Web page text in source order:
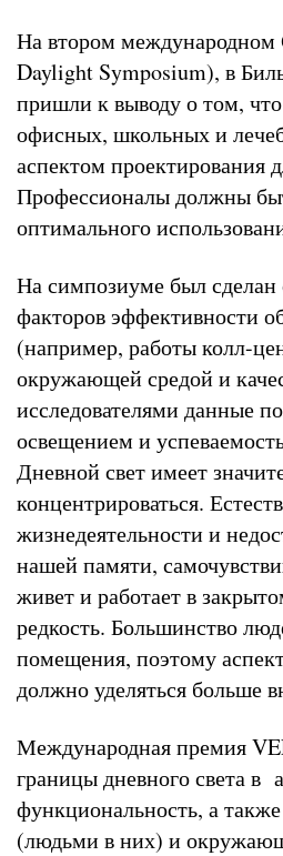
На втором
Daylight Symposium), в
пришли к выводу о том,
офисных, школьных и
аспектом проектирования
Профессионалы должны
оптимального
На симпозиуме был
факторов эффективности
(например, работы колл-
окружающей средой и
исследователями данные
освещением и
Дневной свет имеет
концентрироваться.
жизнедеятельности и
нашей памяти,
живет и работает в
редкость. Большинство
помещения, поэтому
должно уделяться больше
Международная премия
границы дневного света в
функциональность, а
(людьми в них) и